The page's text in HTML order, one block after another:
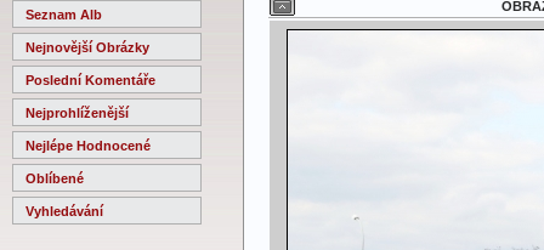
Seznam Alb
Nejnovější Obrázky
Poslední Komentáře
Nejprohlíženější
Nejlépe Hodnocené
Oblíbené
Vyhledávání